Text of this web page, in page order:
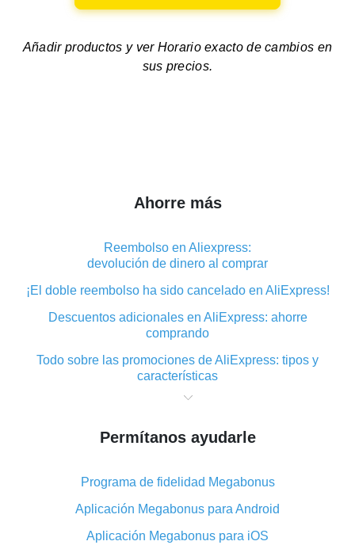
Añadir productos y verHorario exacto de cambios en
sus precios.
Ahorre más
Reembolso en Aliexpress:
devolución de dinero al comprar
¡El doble reembolso ha sido cancelado en AliExpress!
Descuentos adicionales en AliExpress: ahorre
comprando
Todo sobre las promociones de AliExpress: tipos y
características
Qué es el reembolso «cashback» en AliExpress:
Dónde descargar la aplicación de reembolso en
En qué consiste el complemento de reembolso de
AliExpress y cuáles son sus ventajas
Reembolso desde la aplicación móvil de AliExpress:
Permítanos ayudarle
Programa de fidelidad Megabonus
Aplicación Megabonus para Android
Aplicación Megabonus para iOS